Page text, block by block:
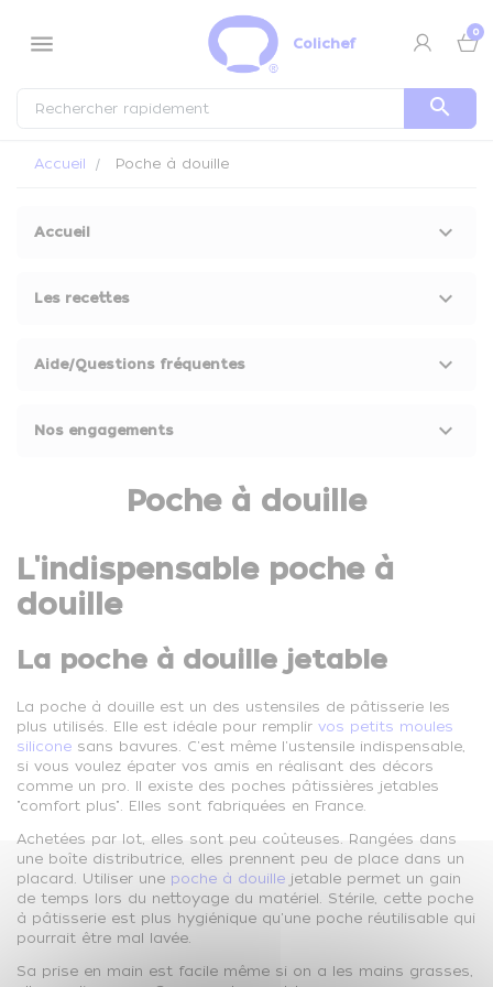
menu Colichef
0
search
Accueil Poche à douille
Accueil keyboard_arrow_down
Les recettes keyboard_arrow_down
Aide/Questions fréquentes keyboard_arrow_down
Nos engagements keyboard_arrow_down
Poche à douille
L'indispensable poche à
douille
La poche à douille jetable
La poche à douille est un des ustensiles de pâtisserie les
plus utilisés. Elle est idéale pour remplir vos petits moules
silicone sans bavures. C'est même l'ustensile indispensable,
si vous voulez épater vos amis en réalisant des décors
comme un pro. Il existe des poches pâtissières jetables
"comfort plus". Elles sont fabriquées en France.
Achetées par lot, elles sont peu coûteuses. Rangées dans
une boîte distributrice, elles prennent peu de place dans un
placard. Utiliser une poche à douille jetable permet un gain
de temps lors du nettoyage du matériel. Stérile, cette poche
à pâtisserie est plus hygiénique qu'une poche réutilisable qui
pourrait être mal lavée.
Sa prise en main est facile même si on a les mains grasses,